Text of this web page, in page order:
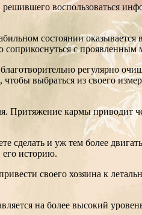
решившего воспользоваться
состоянии оказывается
соприкоснуться с проявленным
регулярно
выбраться из своего
Притяжение кармы приводит
сделать и уж тем более
его историю.
своего хозяина к
на более высокий